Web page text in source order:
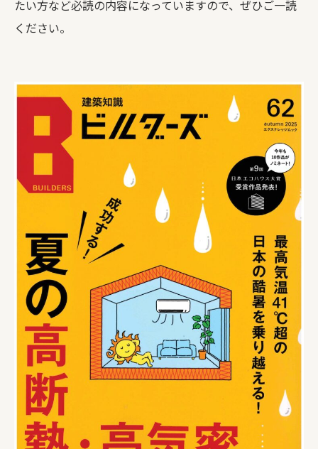
たい方など必読の内容になっていますので、ぜひご一読
ください。